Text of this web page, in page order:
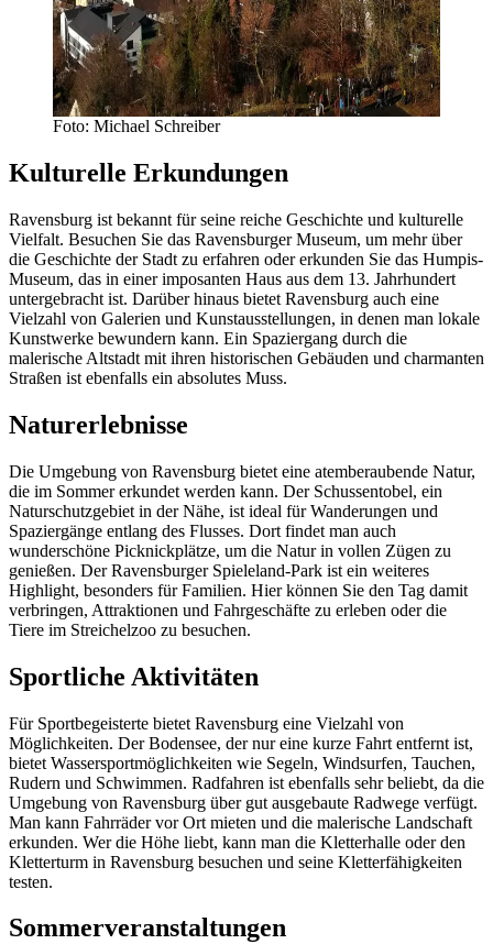
Foto: Michael Schreiber
Kulturelle Erkundungen
Ravensburg ist bekannt für seine reiche Geschichte und kulturelle
Vielfalt. Besuchen Sie das Ravensburger Museum, um mehr über
die Geschichte der Stadt zu erfahren oder erkunden Sie das Humpis-
Museum, das in einer imposanten Haus aus dem 13. Jahrhundert
untergebracht ist. Darüber hinaus bietet Ravensburg auch eine
Vielzahl von Galerien und Kunstausstellungen, in denen man lokale
Kunstwerke bewundern kann. Ein Spaziergang durch die
malerische Altstadt mit ihren historischen Gebäuden und charmanten
Straßen ist ebenfalls ein absolutes Muss.
Naturerlebnisse
Die Umgebung von Ravensburg bietet eine atemberaubende Natur,
die im Sommer erkundet werden kann. Der Schussentobel, ein
Naturschutzgebiet in der Nähe, ist ideal für Wanderungen und
Spaziergänge entlang des Flusses. Dort findet man auch
wunderschöne Picknickplätze, um die Natur in vollen Zügen zu
genießen. Der Ravensburger Spieleland-Park ist ein weiteres
Highlight, besonders für Familien. Hier können Sie den Tag damit
verbringen, Attraktionen und Fahrgeschäfte zu erleben oder die
Tiere im Streichelzoo zu besuchen.
Sportliche Aktivitäten
Für Sportbegeisterte bietet Ravensburg eine Vielzahl von
Möglichkeiten. Der Bodensee, der nur eine kurze Fahrt entfernt ist,
bietet Wassersportmöglichkeiten wie Segeln, Windsurfen, Tauchen,
Rudern und Schwimmen. Radfahren ist ebenfalls sehr beliebt, da die
Umgebung von Ravensburg über gut ausgebaute Radwege verfügt.
Man kann Fahrräder vor Ort mieten und die malerische Landschaft
erkunden. Wer die Höhe liebt, kann man die Kletterhalle oder den
Kletterturm in Ravensburg besuchen und seine Kletterfähigkeiten
testen.
Sommerveranstaltungen